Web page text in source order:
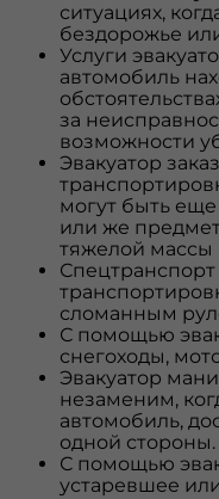
ситуациях,
бездорожье
Услуги
автомобиль
за
возможности
Эвакуатор
могут быть
или же
тяжелой
сломанным
С помощью
снегоходы,
Эвакуатор
незаменим,
автомобиль,
одной стороны.
С помощью
устаревшее